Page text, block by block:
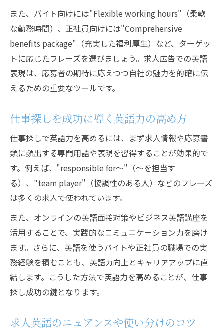
また、バイト向けには"Flexible working hours"（柔軟
な勤務時間）、正社員向けには"Comprehensive
benefits package"（充実した福利厚生）など、ターゲッ
トに応じたフレーズを選びましょう。求人広告での英語
表現は、応募者の期待に応えつつ自社の魅力を的確に伝
えるための重要なツールです。
仕事探しを成功に導く英語力の高め方
仕事探しで英語力を高めるには、まず求人情報や応募書
類に頻出する専門用語や表現を習得することが効果的で
す。例えば、"responsible for～"（～を担当す
る）、"team player"（協調性のある人）などのフレーズ
は多くの求人で使われています。
また、オンラインの英語面接対策やビジネス英語講座を
活用することで、実践的なコミュニケーション力を磨け
ます。さらに、英語を使うバイトや正社員の職場での実
務経験を積むことも、英語力向上とキャリアアップに直
結します。こうした方法で英語力を高めることが、仕事
探し成功の鍵となります。
求人英語のニュアンスや使い分けのコツ